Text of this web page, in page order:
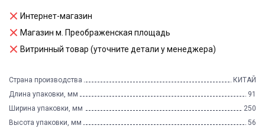
Интернет-магазин
Магазин м. Преображенская площадь
Витринный товар (уточните детали у менеджера)
Страна производства
КИТАЙ
Длина упаковки, мм
91
Ширина упаковки, мм
250
Высота упаковки, мм
56